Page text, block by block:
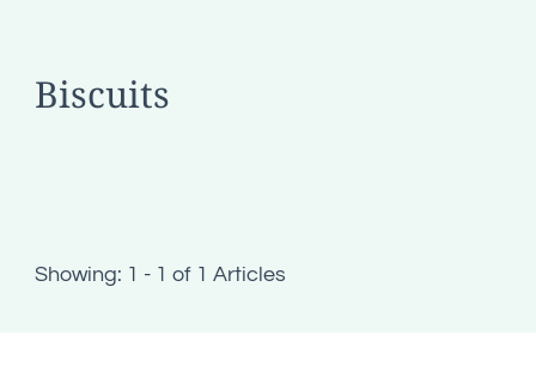
Biscuits
Showing: 1 - 1 of 1 Articles